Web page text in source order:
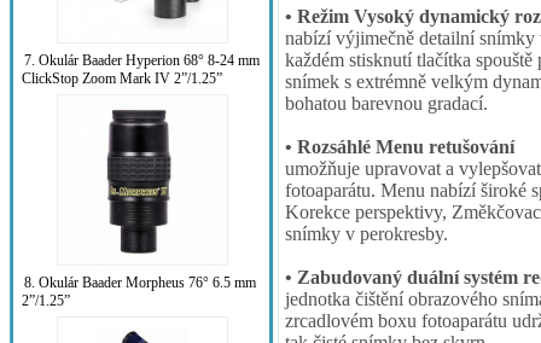
7. Okulár Baader Hyperion 68° 8-24 mm
ClickStop Zoom Mark IV 2”/1.25”
8. Okulár Baader Morpheus 76° 6.5 mm
2”/1.25”
• Režim Vysoký dynamický
nabízí výjimečně detailní
každém stisknutí tlačítka
snímek s extrémně velkým
bohatou barevnou gradací.
• Rozsáhlé Menu retušování
umožňuje upravovat a
fotoaparátu. Menu nabízí široké
Korekce perspektivy,
snímky v perokresby.
• Zabudovaný duální systém
jednotka čištění obrazového
zrcadlovém boxu fotoaparátu